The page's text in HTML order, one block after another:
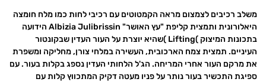
משלב רכיבים לצמצום מראה הקמטוטים עם רכיבי לחות כמו מלח חומצה
היאלורונית ותמצית קליפת "עץ האושר" Albizia Julibrissin הידועה
בתכונות המיצוק )Lifting )שהיא יוצרת על העור העדין שבקונטור
העיניים. תמצית צמח הארכובית, העשירה במלחי צורן, מחליקה ומשפרת
את מרקם העור אחרי המריחה. הג'ל הלחותי העדין נספג בקלות בעור. עם
ספיגת התכשיר בעור נותר על פניו מעטה דקיק המתכווץ קלות עם